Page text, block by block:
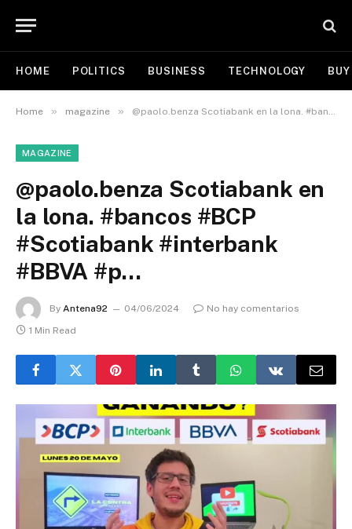
HOME POLITICS BUSINESS TECHNOLOGY
Home » magazine » @paolo.benza Scotiabank en la lona. #bancos #BCP #Scotiabank #interbank #BBVA #p…
MAGAZINE
@paolo.benza Scotiabank en
la lona. #bancos #BCP
#Scotiabank #interbank
#BBVA #p…
By Antena92 04/06/2024
No hay comentarios
1 Min Read